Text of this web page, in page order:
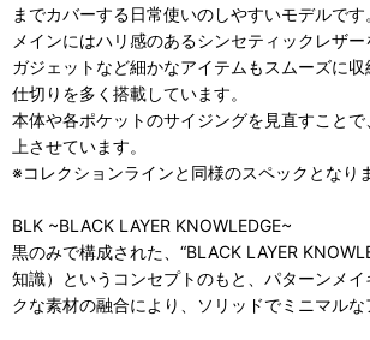
までカバーする日常使いのしやすいモデルです
メインにはハリ感のあるシンセティックレザー
ガジェットなど細かなアイテムもスムーズに
仕切りを多く搭載しています。
本体や各ポケットのサイジングを見直すこと
上させています。
※コレクションラインと同様のスペックとなり
BLK ~BLACK LAYER KNOWLEDGE~
黒のみで構成された、“BLACK LAYER
知識）というコンセプトのもと、パターンメ
クな素材の融合により、ソリッドでミニマルな